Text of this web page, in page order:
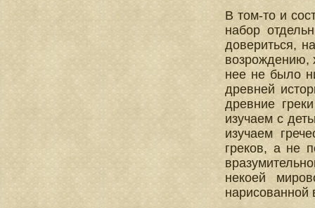
В том-то и
набор
довериться,
возрождению,
нее не было
древней
древние
изучаем с
изучаем
греков, а не
некоей
нарисованной